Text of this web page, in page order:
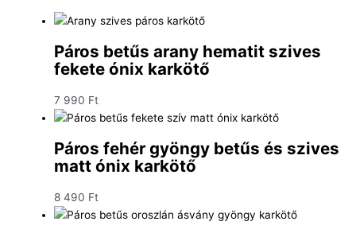
Páros betűs arany hematit szives
fekete ónix karkötő
7 990 Ft
Páros fehér gyöngy betűs és szives
matt ónix karkötő
8 490 Ft